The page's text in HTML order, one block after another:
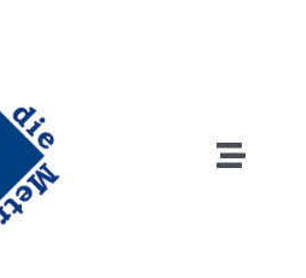
Toggle
Home